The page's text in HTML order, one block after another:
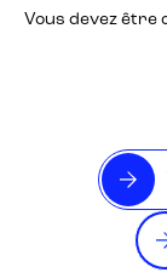
Vous devez être